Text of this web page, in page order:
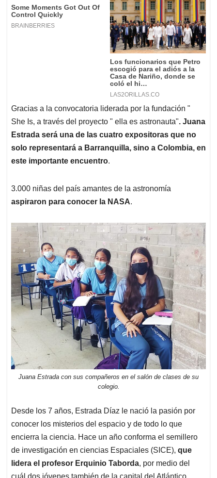
Gracias a la convocatoria liderada por la fundación "
She Is, a través del proyecto " ella es astronauta". Juana
Estrada será una de las cuatro expositoras que no
solo representará a Barranquilla, sino a Colombia, en
este importante encuentro.
3.000 niñas del país amantes de la astronomía
aspiraron para conocer la NASA.
Juana Estrada con sus compañeros en el salón de clases de su
colegio.
Desde los 7 años, Estrada Díaz le nació la pasión por
conocer los misterios del espacio y de todo lo que
encierra la ciencia. Hace un año conforma el semillero
de investigación en ciencias Espaciales (SICE), que
lidera el profesor Erquinio Taborda, por medio del
cuál dos jóvenes también de la capital del Atlántico